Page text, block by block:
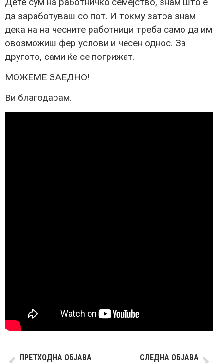
да заработуваш со пот. И токму затоа знам
дека на на чесните работници треба само да им
овозможиш фер услови и чесен однос. За
другото, сами ќе се погрижат.
МОЖЕМЕ ЗАЕДНО!
Ви благодарам.
ПРЕТХОДНА ОБЈАВА СЛЕДНА ОБЈАВА